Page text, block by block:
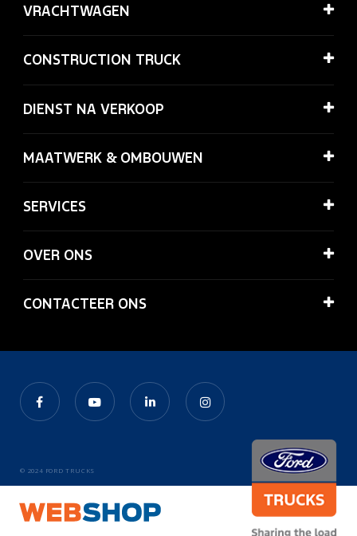
VRACHTWAGEN
CONSTRUCTION TRUCK
DIENST NA VERKOOP
MAATWERK & OMBOUWEN
SERVICES
OVER ONS
CONTACTEER ONS
© 2024 FORD TRUCKS